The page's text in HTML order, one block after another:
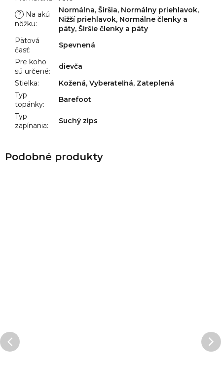
?
Na akú
nôžku:
Normálna, Širšia, Normálny priehlavok,
Nižší priehlavok, Normálne členky a
päty, Širšie členky a päty
Pätová
časť:
Spevnená
Pre koho
sú určené:
dievča
Stielka:
Kožená, Vyberateľná, Zateplená
Typ
topánky:
Barefoot
Typ
zapínania:
Suchý zips